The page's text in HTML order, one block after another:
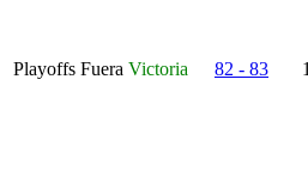
Playoffs Fuera Victoria 82 - 83